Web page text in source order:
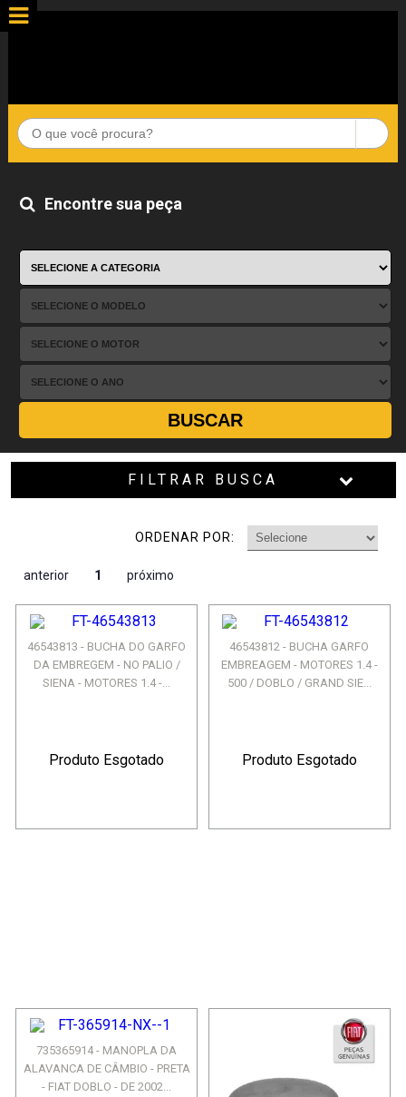
Encontre sua peça
BUSCAR
FILTRAR BUSCA
ORDENAR POR:
anterior 1 próximo
46543813 - BUCHA DO GARFO
DA EMBREGEM - NO PALIO /
SIENA - MOTORES 1.4 -...
Produto Esgotado
46543812 - BUCHA GARFO
EMBREAGEM - MOTORES 1.4 -
500 / DOBLO / GRAND SIE...
Produto Esgotado
735365914 - MANOPLA DA
ALAVANCA DE CÂMBIO - PRETA
- FIAT DOBLO - DE 2002...